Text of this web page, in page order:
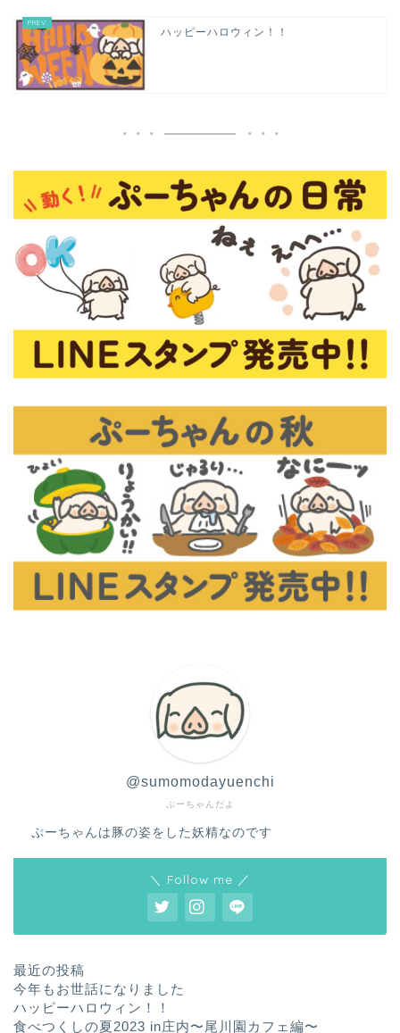
ハッピーハロウィン！！
ぷーちゃんだよ
@sumomodayuenchi
ぷーちゃんは豚の姿をした妖精なのです
＼ Follow me ／
最近の投稿
今年もお世話になりました
ハッピーハロウィン！！
食べつくしの夏2023 in庄内〜尾川園カフェ編〜